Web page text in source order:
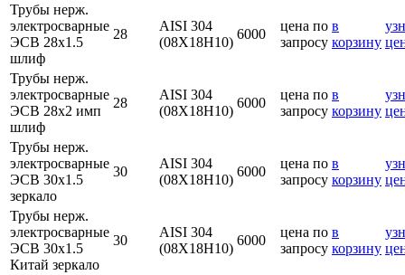
Трубы нерж.
электросварные
ЭСВ 28х1.5
шлиф
28
AISI 304
(08Х18Н10)
6000
цена по
запросу
в
корзину
Трубы нерж.
электросварные
ЭСВ 28х2 имп
шлиф
28
AISI 304
(08Х18Н10)
6000
цена по
запросу
в
корзину
Трубы нерж.
электросварные
ЭСВ 30х1.5
зеркало
30
AISI 304
(08Х18Н10)
6000
цена по
запросу
в
корзину
Трубы нерж.
электросварные
ЭСВ 30х1.5
Китай зеркало
30
AISI 304
(08Х18Н10)
6000
цена по
запросу
в
корзину